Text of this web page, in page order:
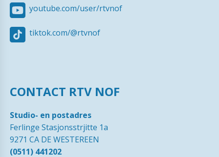
youtube.com/user/rtvnof
tiktok.com/@rtvnof
CONTACT RTV NOF
Studio- en postadres
Ferlinge Stasjonsstrjitte 1a
9271 CA DE WESTEREEN
(0511) 441202